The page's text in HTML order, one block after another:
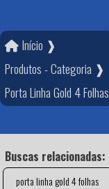
Início ❱
Produtos - Categoria ❱
Porta Linha Gold 4 Folhas
Buscas relacionadas:
porta linha gold 4 folhas